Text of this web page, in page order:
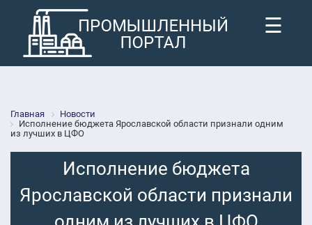
☰
Главная
Новости
Исполнение бюджета Ярославской области признали одним
из лучших в ЦФО
Исполнение бюджета
Ярославской области признали